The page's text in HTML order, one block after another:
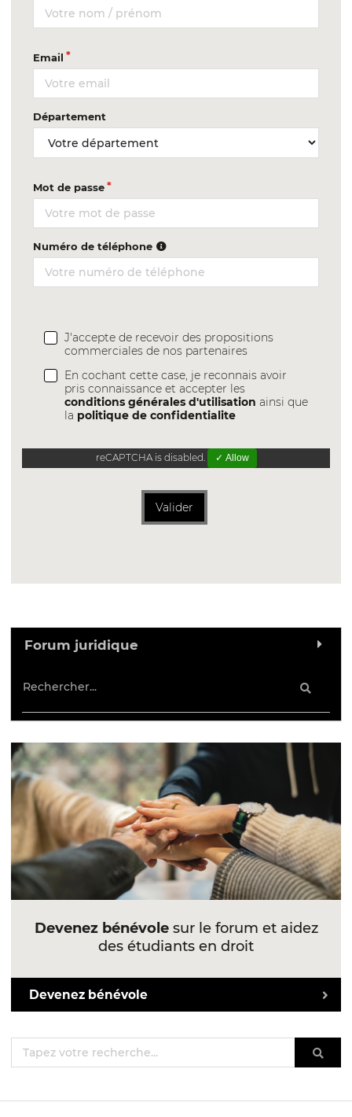
Email
Département
Mot de passe
Numéro de téléphone
J'accepte de recevoir des propositions
commerciales de nos partenaires
En cochant cette case, je reconnais avoir
pris connaissance et accepter les
conditions générales d'utilisation ainsi que
la politique de confidentialite
reCAPTCHA is disabled. ✓ Allow
Valider
Forum juridique
Devenez bénévolesur le forum et aidez
des étudiants en droit
Devenez bénévole